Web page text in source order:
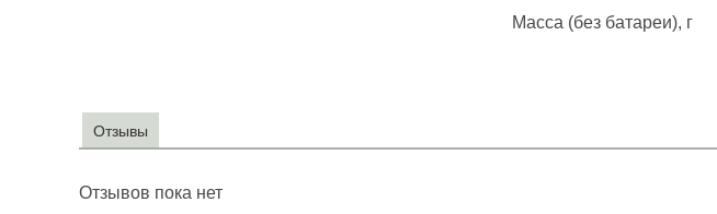
Масса (без батареи), г
Отзывы
Отзывов пока нет